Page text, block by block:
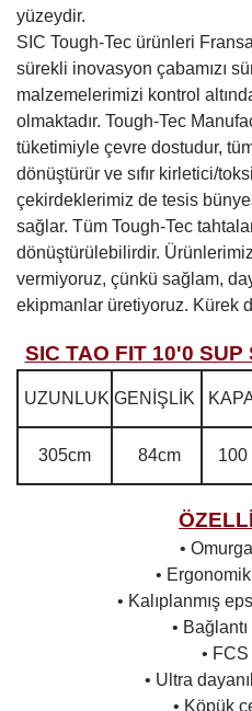
yüzeydir.
SIC Tough-Tec ürünleri
sürekli inovasyon çabamızı
malzemelerimizi kontrol
olmaktadır. Tough-Tec
tüketimiyle çevre dostudur, tüm
dönüştürür ve sıfır kirletici/
çekirdeklerimiz de tesis
sağlar. Tüm Tough-Tec
dönüştürülebilirdir.
vermiyoruz, çünkü sağlam,
ekipmanlar üretiyoruz. Kürek
SIC TAO FIT 10'0
UZUNLUK GENİŞLİK
305cm 84cm 100
•
•
• Kalıplanmış
•
• FCS
• Ultra
• Köpük